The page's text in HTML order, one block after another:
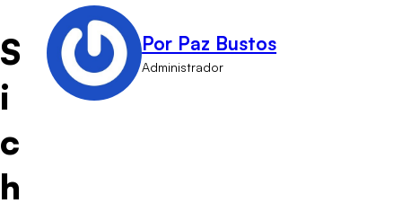
S
i
c
h
Por Paz Bustos
Administrador